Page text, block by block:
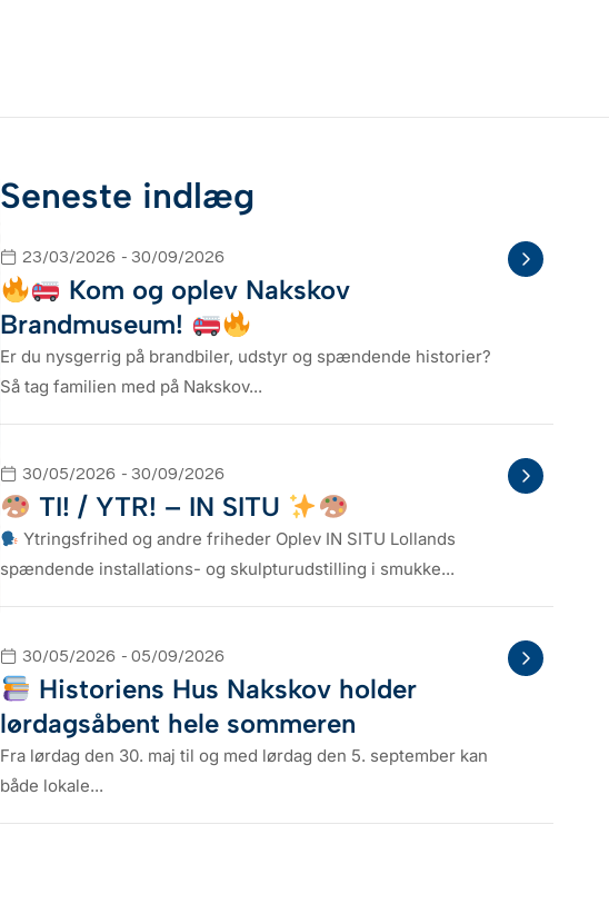
Seneste indlæg
23/03/2026 - 30/09/2026
Kom og oplev Nakskov
Brandmuseum!
Er du nysgerrig på brandbiler, udstyr og spændende historier?
Så tag familien med på Nakskov...
30/05/2026 - 30/09/2026
TI! / YTR! – IN SITU
Ytringsfrihed og andre friheder Oplev IN SITU Lollands
spændende installations- og skulpturudstilling i smukke...
30/05/2026 - 05/09/2026
Historiens Hus Nakskov holder
lørdagsåbent hele sommeren
Fra lørdag den 30. maj til og med lørdag den 5. september kan
både lokale...